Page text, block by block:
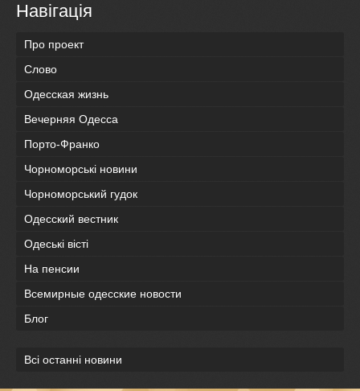
Навігація
Про проект
Слово
Одесская жизнь
Вечерняя Одесса
Порто-Франко
Чорноморські новини
Чорноморський гудок
Одесский вестник
Одеськi вiстi
На пенсии
Всемирные одесские новости
Блог
Всі останні новини